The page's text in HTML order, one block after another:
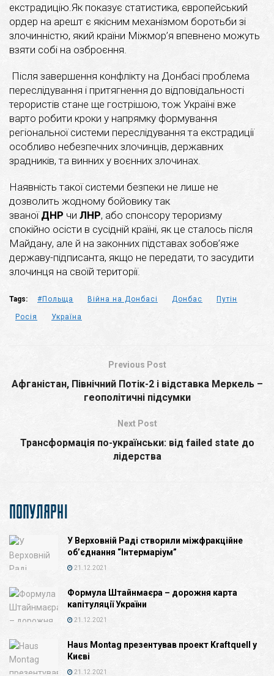
екстрадицію.Як показує статистика, європейський
ордер на арешт є якісним механізмом боротьби зі
злочинністю, який країни Міжмор’я впевнено можуть
взяти собі на озброєння.
Після завершення конфлікту на Донбасі проблема
переслідування і притягнення до відповідальності
терористів стане ще гострішою, тож Україні вже
варто робити кроки у напрямку формування
регіональної системи переслідування та екстрадиції
особливо небезпечних злочинців, державних
зрадників, та винних у воєнних злочинах.
Наявність такої системи безпеки не лише не
дозволить жодному бойовику так
званоїДНР чи ЛНР, або спонсору тероризму
спокійно осісти в сусідній країні, як це сталось після
Майдану, але й на законних підставах зобов’яже
державу-підписанта, якщо не передати, то засудити
злочинця на своїй території.
Tags: #Польща Війна на Донбасі Донбас Путін
Росія Україна
Previous Post
Афганістан, Північний Потік-2 і відставка Меркель –
геополітичні підсумки
Next Post
Трансформація по-українськи: від failed state до
лідерства
ПОПУЛЯРНІ
У Верховній Раді створили міжфракційне
об’єднання “Інтермаріум”
21.12.2021
Формула Штайнмаєра – дорожня карта
капітуляції України
21.12.2021
Haus Montag презентував проект Kraftquell у
Києві
21.12.2021